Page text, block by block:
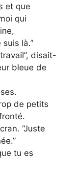
et que
qui
là.”
disait-
bleue de
de petits
“Juste
tu es